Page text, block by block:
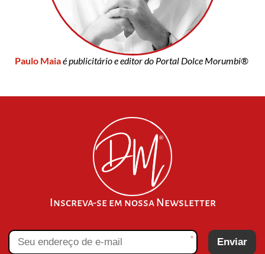
Paulo Maiaé publicitário e editor do Portal Dolce Morumbi®
Inscreva-se em nossa Newsletter
* Enviar